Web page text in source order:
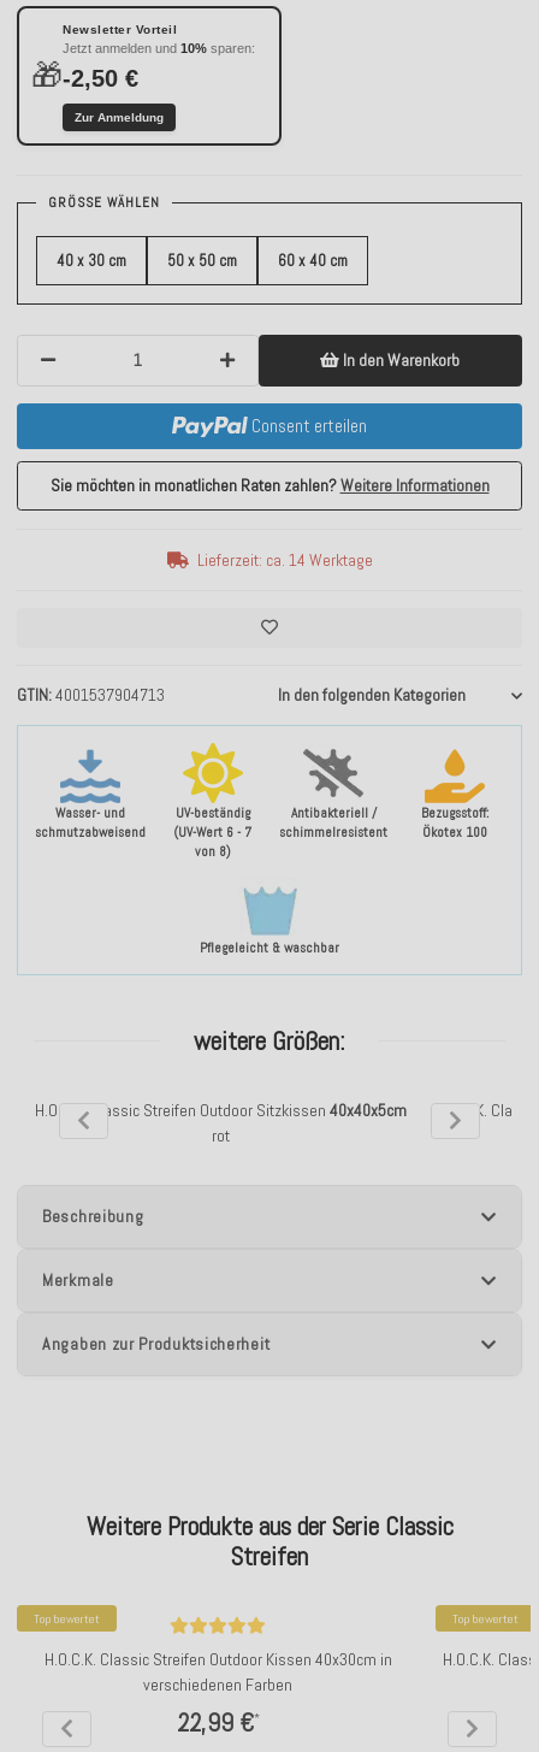
Wasser- und
schmutzabweisend
UV-beständig
(UV-Wert 6 - 7
von 8)
Antibakteriell /
schimmelresistent
Bezugsstoff:
Ökotex 100
Pflegeleicht & waschbar
GTIN 4001537904713 In den folgenden Kategorien
🎁
Newsletter Vorteil
Jetzt anmelden und 10% sparen:
-2,50 €
Zur Anmeldung
GRÖSSE WÄHLEN
40 x 30 cm 50 x 50 cm 60 x 40 cm
In den Warenkorb
Consent erteilen
Sie möchten in monatlichen Raten zahlen?Weitere Informationen
Lieferzeit: ca. 14 Werktage
weitere Größen:
H.O.C.K. Classic Streifen Outdoor Sitzkissen 40x40x5cm
rot
H.O.C.K.
Beschreibung
Merkmale
Angaben zur Produktsicherheit
Weitere Produkte aus der Serie Classic
Streifen
Top bewertet
H.O.C.K. Classic Streifen Outdoor Kissen 40x30cm in
verschiedenen Farben
22,99 €*
Top bewertet
H.O.C.K.